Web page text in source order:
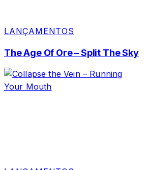
LANÇAMENTOS
The Age Of Ore – Split The Sky